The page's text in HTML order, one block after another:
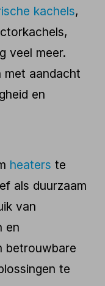
kachels,
veel meer.
met aandacht
en
heaters te
als duurzaam
van
en
betrouwbare
te